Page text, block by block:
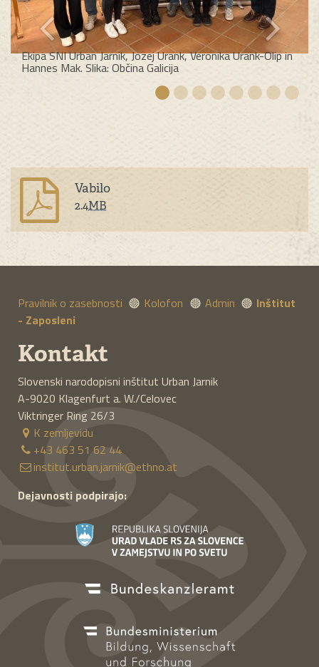
Ekipa SNI Urban Jarnik, Jozej Urank, Veronika Urank-Olip in
Hannes Mak. Slika: Občina Galicija
Vabilo
2.4MB
Pravilnik o zasebnosti Kolofon Admin
Inštitut
- Zaposleni
Kontakt
Slovenski narodopisni inštitut Urban Jarnik
A-9020 Klagenfurt a. W./Celovec
Viktringer Ring 26/3
K zemljevidu
+43 463 51 62 44
institut.urban.jarnik@ethno.at
Dejavnosti podpirajo: